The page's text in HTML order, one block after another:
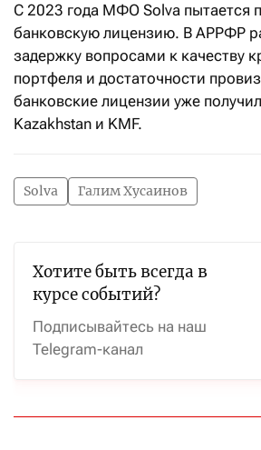
С 2023 года МФО Solva пытается
банковскую лицензию. В АРРФР
задержку вопросами к качеству
портфеля и достаточности
банковские лицензии уже
Kazakhstan и KMF.
Solva Галим Хусаинов
Хотите быть всегда в
курсе событий?
Подписывайтесь на наш
Telegram-канал